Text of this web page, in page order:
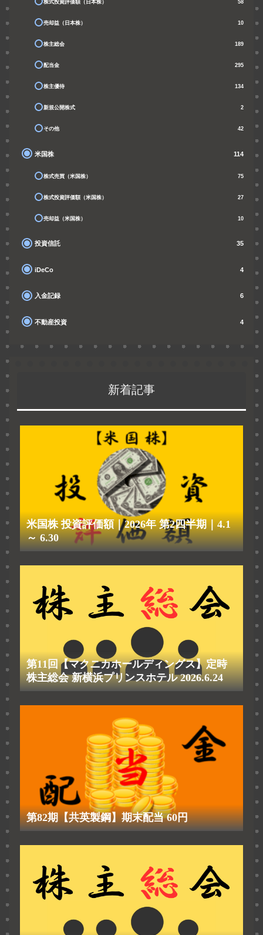
株式投資評価額（日本株） 58
売却益（日本株） 10
株主総会 189
配当金 295
株主優待 134
新規公開株式 2
その他 42
米国株 114
株式売買（米国株） 75
株式投資評価額（米国株） 27
売却益（米国株） 10
投資信託 35
iDeCo 4
入金記録 6
不動産投資 4
新着記事
米国株 投資評価額｜2026年 第2四半期｜4.1
～ 6.30
第11回【マクニカホールディングス】定時
株主総会 新横浜プリンスホテル 2026.6.24
第82期【共英製鋼】期末配当 60円